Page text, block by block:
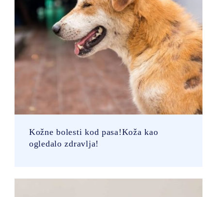
Kožne bolesti kod pasa!Koža kao
ogledalo zdravlja!